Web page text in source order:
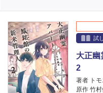
試
大正幽
2
著者 トモ
原作 竹